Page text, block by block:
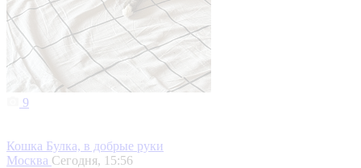
9
Кошка Булка, в добрые руки
Москва Сегодня, 15:56